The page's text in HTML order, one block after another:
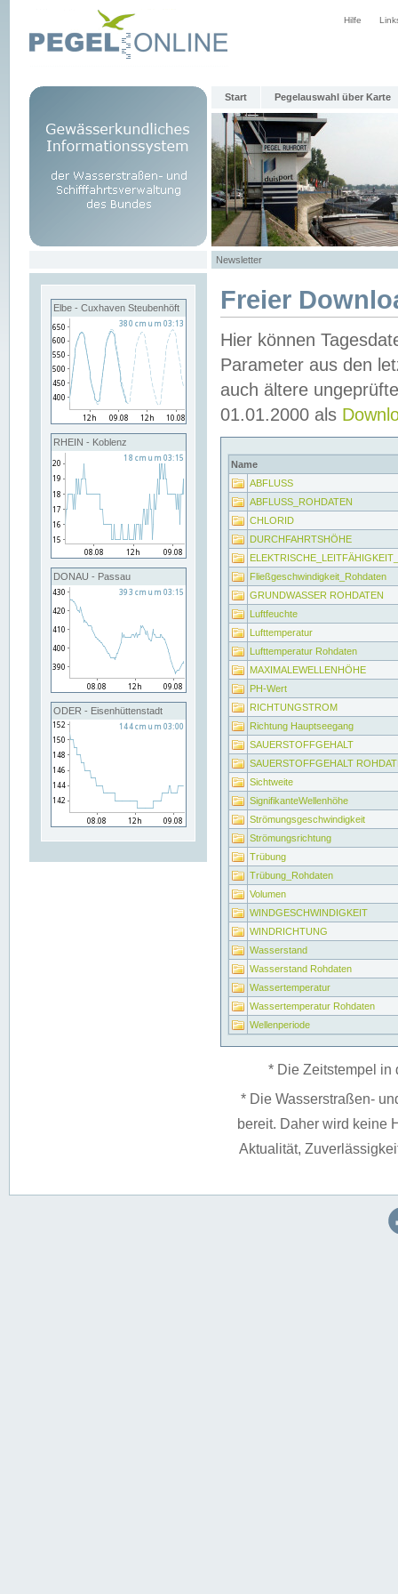
Hilfe
Start Pegelauswahl über Karte
Newsletter
Elbe - Cuxhaven Steubenhöft
RHEIN - Koblenz
DONAU - Passau
ODER - Eisenhüttenstadt
Freier
Hier können
Parameter aus den
auch ältere
01.01.2000 als
Name
ABFLUSS
ABFLUSS_ROHDATEN
CHLORID
DURCHFAHRTSHÖHE
Fließgeschwindigkeit_Rohdaten
GRUNDWASSER ROHDATEN
Luftfeuchte
Lufttemperatur
Lufttemperatur Rohdaten
MAXIMALEWELLENHÖHE
PH-Wert
RICHTUNGSTROM
Richtung Hauptseegang
SAUERSTOFFGEHALT
SAUERSTOFFGEHALT
Sichtweite
SignifikanteWellenhöhe
Strömungsgeschwindigkeit
Strömungsrichtung
Trübung
Trübung_Rohdaten
Volumen
WINDGESCHWINDIGKEIT
WINDRICHTUNG
Wasserstand
Wasserstand Rohdaten
Wassertemperatur
Wassertemperatur Rohdaten
Wellenperiode
* Die Zeitstempel in
* Die Wasserstraßen-
bereit. Daher wird keine
Aktualität,